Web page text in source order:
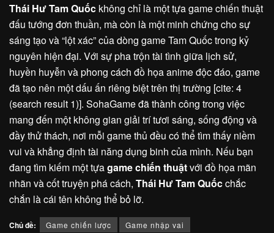
Thái Hư Tam Quốc không chỉ là một tựa game chiến thuật
đấu tướng đơn thuần, mà còn là một minh chứng cho sự
sáng tạo và “lột xác” của dòng game Tam Quốc trong kỷ
nguyên hiện đại. Với sự pha trộn tài tình giữa lịch sử,
huyền huyễn và phong cách đồ họa anime độc đáo, game
đã tạo nên một dấu ấn riêng biệt trên thị trường [cite: 4
(search result 1)]. SohaGame đã thành công trong việc
mang đến một không gian giải trí tươi sáng, sống động và
đầy thử thách, nơi mỗi game thủ đều có thể tìm thấy niềm
vui và khẳng định tài năng dụng binh của mình. Nếu bạn
đang tìm kiếm một tựagame chiến thuậtvới đồ họa mãn
nhãn và cốt truyện phá cách, Thái Hư Tam Quốcchắc
chắn là cái tên không thể bỏ lỡ.
Chủ đề: Game chiến lược Game nhập vai